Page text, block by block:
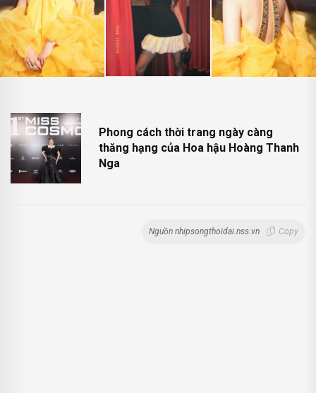
Phong cách thời trang ngày càng
thăng hạng của Hoa hậu Hoàng Thanh
Nga
Nguồn nhipsongthoidai.nss.vn Copy